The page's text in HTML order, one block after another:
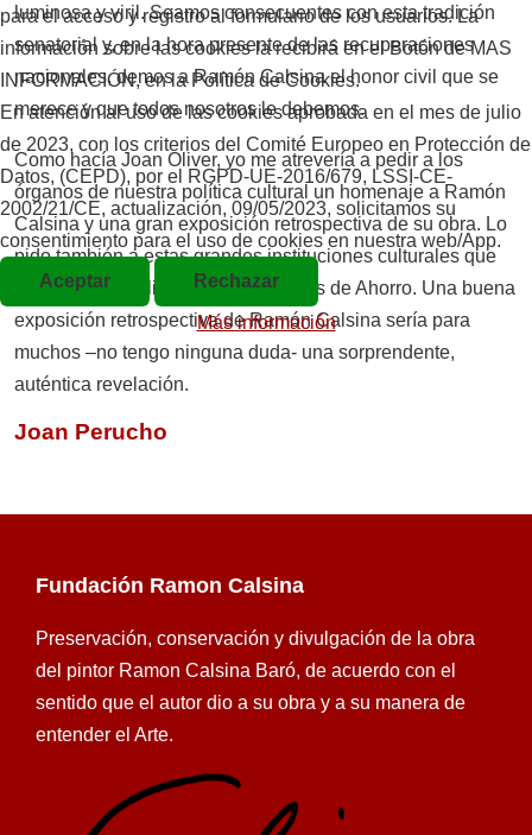
luminosa y viril. Seamos consecuentes con esta tradición
senatorial y, en la hora presente de las recuperaciones
nacionales, demos a Ramón Calsina el honor civil que se
merece y que todos nosotros le debemos.
Como hacía Joan Oliver, yo me atrevería a pedir a los
órganos de nuestra política cultural un homenaje a Ramón
Calsina y una gran exposición retrospectiva de su obra. Lo
pido también a estas grandes instituciones culturales que
son, en la actualidad, nuestras Cajas de Ahorro. Una buena
exposición retrospectiva de Ramón Calsina sería para
muchos –no tengo ninguna duda- una sorprendente,
auténtica revelación.
Joan Perucho
Fundación Ramon Calsina
Preservación, conservación y divulgación de la obra
del pintor Ramon Calsina Baró, de acuerdo con el
sentido que el autor dio a su obra y a su manera de
entender el Arte.
para el acceso y registro al formulario de los usuarios. La
información sobre las cookies la recibirá en el Botón de MAS
INFORMACIÓN, en la Política de Cookies.
En atención al uso de las cookies aprobada en el mes de julio
de 2023, con los criterios del Comité Europeo en Protección de
Datos, (CEPD), por el RGPD-UE-2016/679, LSSI-CE-
2002/21/CE, actualización, 09/05/2023, solicitamos su
consentimiento para el uso de cookies en nuestra web/App.
Aceptar
Rechazar
Más información